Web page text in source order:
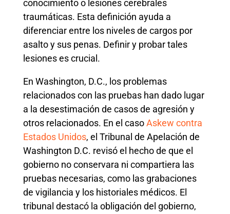
conocimiento o lesiones cerebrales
traumáticas. Esta definición ayuda a
diferenciar entre los niveles de cargos por
asalto y sus penas. Definir y probar tales
lesiones es crucial.
En Washington, D.C., los problemas
relacionados con las pruebas han dado lugar
a la desestimación de casos de agresión y
otros relacionados. En el caso Askew contra
Estados Unidos, el Tribunal de Apelación de
Washington D.C. revisó el hecho de que el
gobierno no conservara ni compartiera las
pruebas necesarias, como las grabaciones
de vigilancia y los historiales médicos. El
tribunal destacó la obligación del gobierno,